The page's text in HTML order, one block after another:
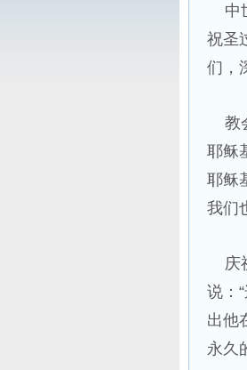
中
祝圣
们，
教
耶稣
耶稣
我们
庆
说：
出他
永久